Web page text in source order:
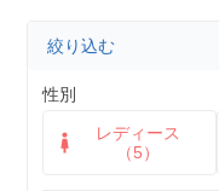
絞り込む
性別
レディース
（5）